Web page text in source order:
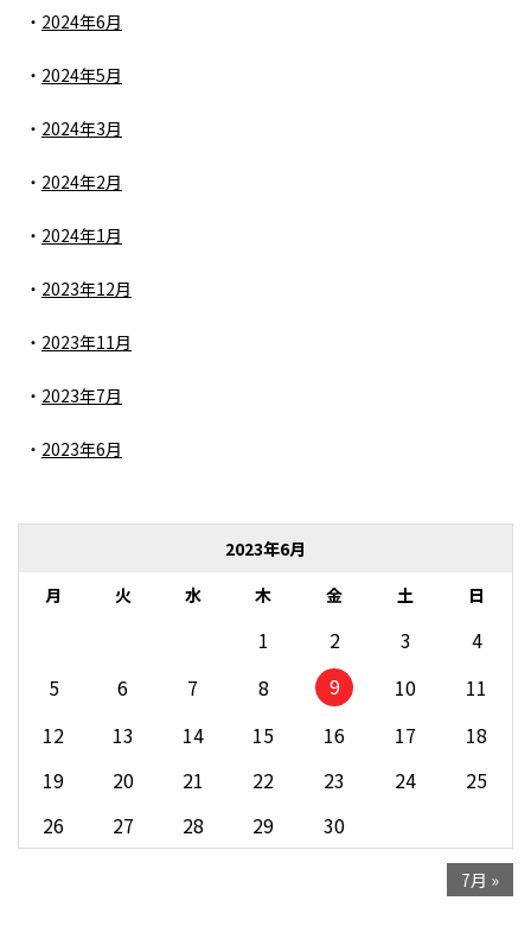
2024年6月
2024年5月
2024年3月
2024年2月
2024年1月
2023年12月
2023年11月
2023年7月
2023年6月
2023年6月
月
火 水 木 金 土 日
1 2 3
4
5
6 7 8 9 10
11
12
13 14 15 16 17
18
19
20 21 22 23 24
25
26
27 28 29 30
7月 »